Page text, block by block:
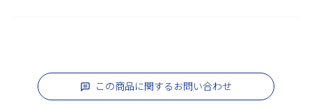
この商品に関するお問い合わせ